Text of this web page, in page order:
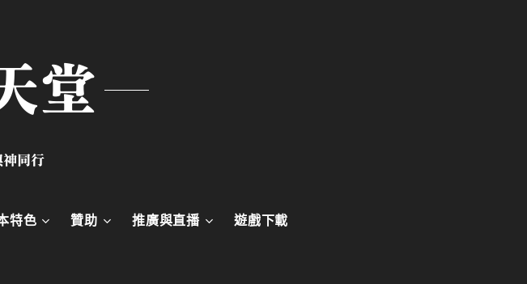
堂
神同行
特色 贊助 推廣與直播 遊戲下載